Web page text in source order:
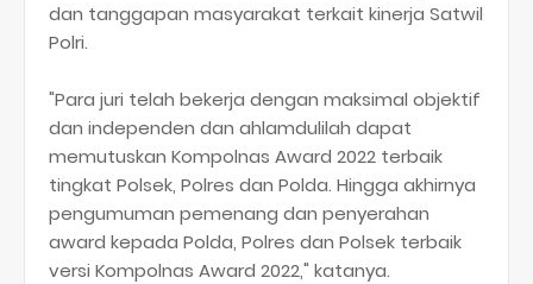
dan tanggapan masyarakat terkait kinerja Satwil
Polri.
"Para juri telah bekerja dengan maksimal objektif
dan independen dan ahlamdulilah dapat
memutuskan Kompolnas Award 2022 terbaik
tingkat Polsek, Polres dan Polda. Hingga akhirnya
pengumuman pemenang dan penyerahan
award kepada Polda, Polres dan Polsek terbaik
versi Kompolnas Award 2022," katanya.